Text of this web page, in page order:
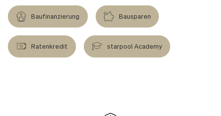
Baufinanzierung Bausparen
Ratenkredit starpool Academy